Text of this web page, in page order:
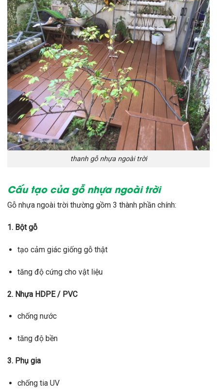
thanh gỗ nhựa ngoài trời
Cấu tạo của gỗ nhựa ngoài trời
Gỗ nhựa ngoài trời thường gồm 3 thành phần chính:
1. Bột gỗ
tạo cảm giác giống gỗ thật
tăng độ cứng cho vật liệu
2. Nhựa HDPE / PVC
chống nước
tăng độ bền
3. Phụ gia
chống tia UV